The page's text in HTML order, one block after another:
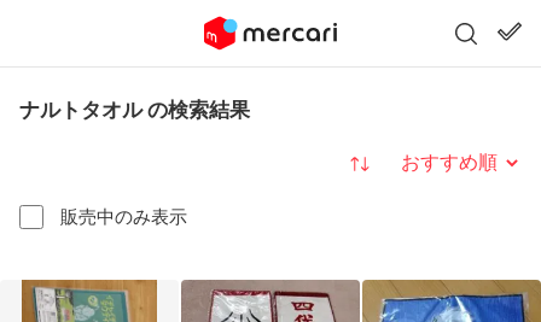
ナルトタオル の検索結果
販売中のみ表示
並び替え